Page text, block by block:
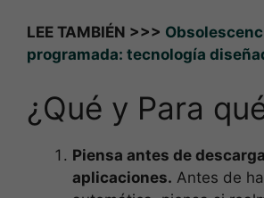
LEE TAMBIÉN >>>
programada: tecnología
¿Qué y Para
Piensa antes de
aplicaciones. Antes de